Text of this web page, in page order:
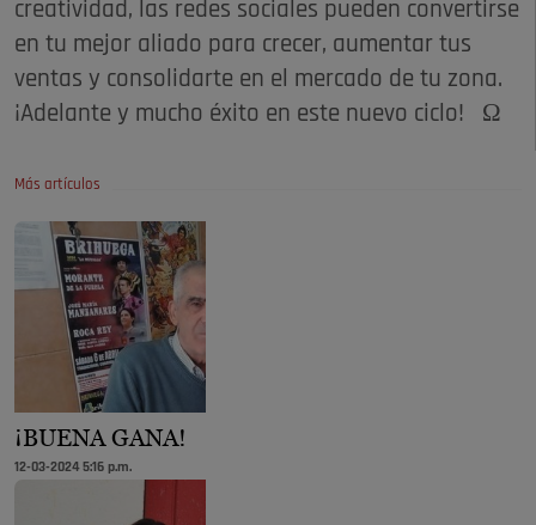
creatividad, las redes sociales pueden convertirse
en tu mejor aliado para crecer, aumentar tus
ventas y consolidarte en el mercado de tu zona.
¡Adelante y mucho éxito en este nuevo ciclo! Ω
Más artículos
¡BUENA GANA!
12-03-2024 5:16 p.m.